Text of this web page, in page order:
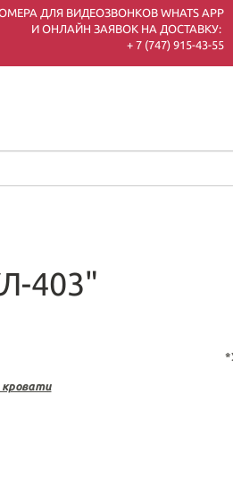
ДЛЯ ВИДЕОЗВОНКОВ WHATS APP
И ОНЛАЙН ЗАЯВОК НА ДОСТАВКУ:
+ 7 (747) 915-43-55
403"